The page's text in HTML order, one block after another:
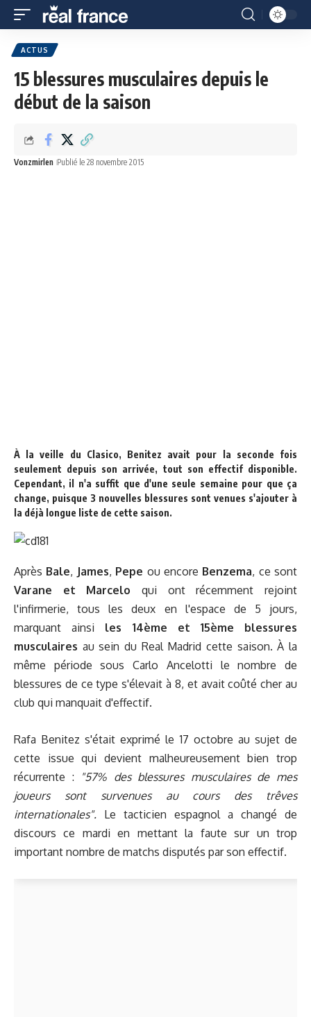
ACTUS
15 blessures musculaires depuis le
début de la saison
Vonzmirlen Publié le 28 novembre 2015
À la veille du Clasico, Benitez avait pour la seconde fois
seulement depuis son arrivée, tout son effectif disponible.
Cependant, il n'a suffit que d'une seule semaine pour que ça
change, puisque 3 nouvelles blessures sont venues s'ajouter à
la déjà longue liste de cette saison.
Après Bale, James, Pepe ou encore Benzema, ce sont
Varane et Marcelo
qui ont récemment rejoint
l'infirmerie, tous les deux en l'espace de 5 jours,
marquant ainsi les 14ème et 15ème blessures
musculaires au sein du Real Madrid cette saison. À la
même période sous Carlo Ancelotti le nombre de
blessures de ce type s'élevait à 8, et avait coûté cher au
club qui manquait d'effectif.
Rafa Benitez s'était exprimé le 17 octobre au sujet de
cette issue qui devient malheureusement bien trop
récurrente :
"57% des blessures musculaires de mes
joueurs sont survenues au cours des trêves
internationales". Le tacticien espagnol a changé de
discours ce mardi en mettant la faute sur un trop
important nombre de matchs disputés par son effectif.